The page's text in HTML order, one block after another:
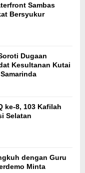
Sambas
Bersyukur
Dugaan
Kesultanan Kutai
ke-8, 103 Kafilah
Selatan
dengan Guru
Minta